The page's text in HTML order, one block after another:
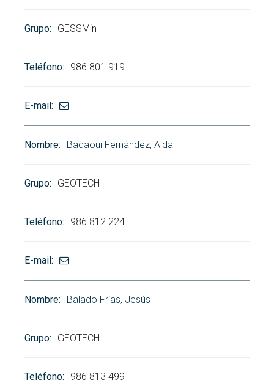
GESSMin
986 801 919
Badaoui Fernández, Aida
GEOTECH
986 812 224
Balado Frías, Jesús
GEOTECH
986 813 499